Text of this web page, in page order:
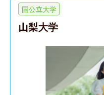
国公立大学
山梨大学